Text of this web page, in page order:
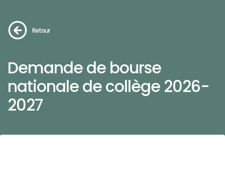
Retour
Demande de bourse
nationale de collège 2026-
2027